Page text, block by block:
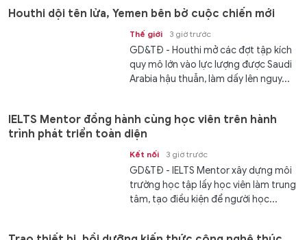
Houthi dội tên lửa, Yemen bên bờ cuộc chiến mới
Thế giới 3 giờ trước
GD&TĐ - Houthi mở các đợt tập kích
quy mô lớn vào lực lượng được Saudi
Arabia hậu thuẫn, làm dấy lên nguy...
IELTS Mentor đồng hành cùng học viên trên hành
trình phát triển toàn diện
Kết nối 3 giờ trước
GD&TĐ - IELTS Mentor xây dựng môi
trường học tập lấy học viên làm trung
tâm, tạo điều kiện để người học...